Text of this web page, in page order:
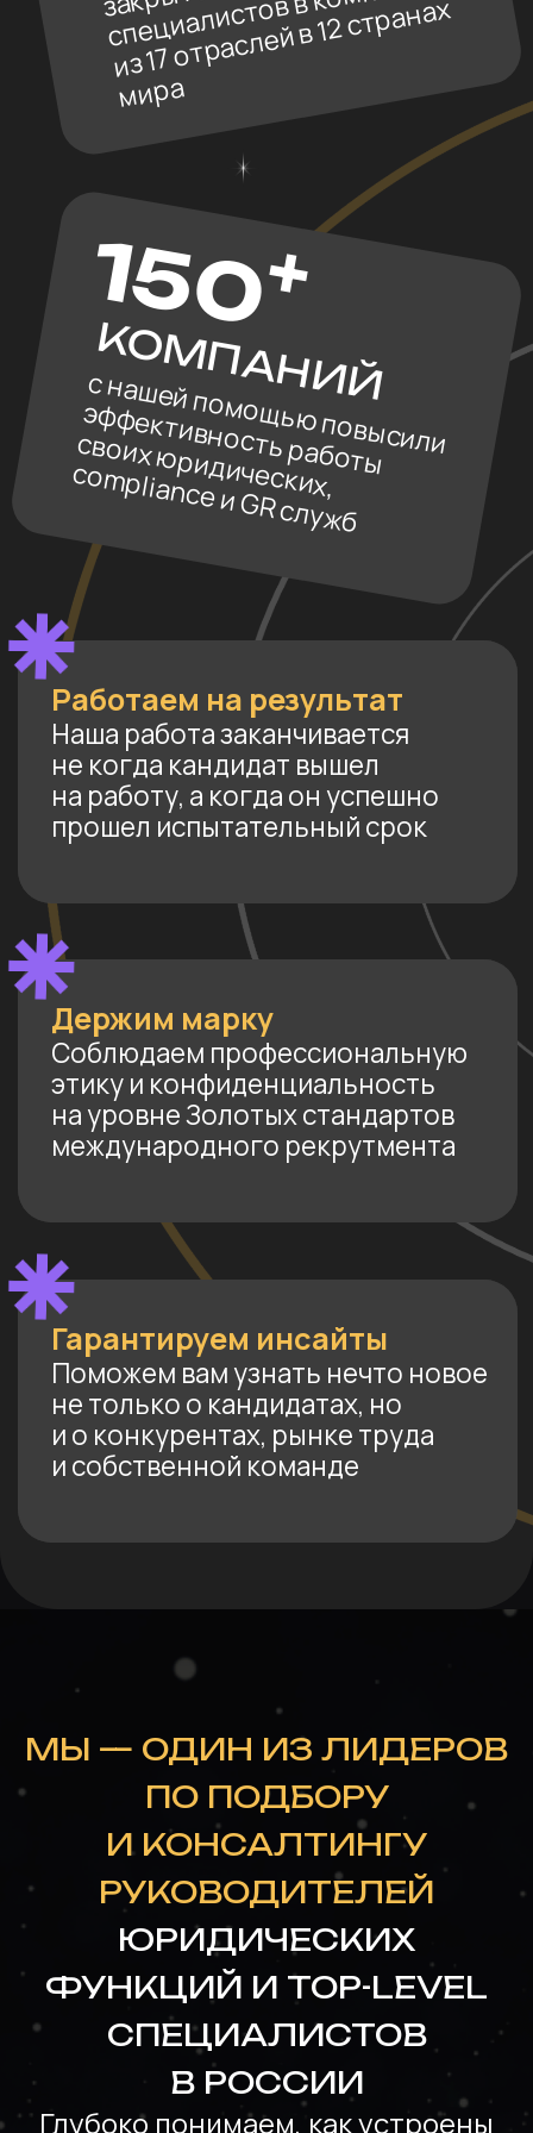
Работаем на результат
Наша работа заканчивается
не когда кандидат вышел
на работу, а когда он успешно
прошел испытательный срок
Гарантируем инсайты
Поможем вам узнать нечто новое
не только о кандидатах, но
и о конкурентах, рынке труда
и собственной команде
Держим марку
Соблюдаем профессиональную
этику и конфиденциальность
на уровне Золотых стандартов
международного рекрутмента
МЫ — ОДИН ИЗ ЛИДЕРОВ
ПО ПОДБОРУ
ЮРИДИЧЕСКИХ
ФУНКЦИЙ И TOP-LEVEL
В РОССИИ
Глубоко понимаем, как устроены
корпоративные юркоманды и что
отличает сильных лидеров.
отраслевой экспертизой
и партнёры юридических
команд
Heads of Legal
Директора по правовым вопросам,
главы юридических функций
80%
наших проектов
— это executive-
ПРАВИЛЬНОМ